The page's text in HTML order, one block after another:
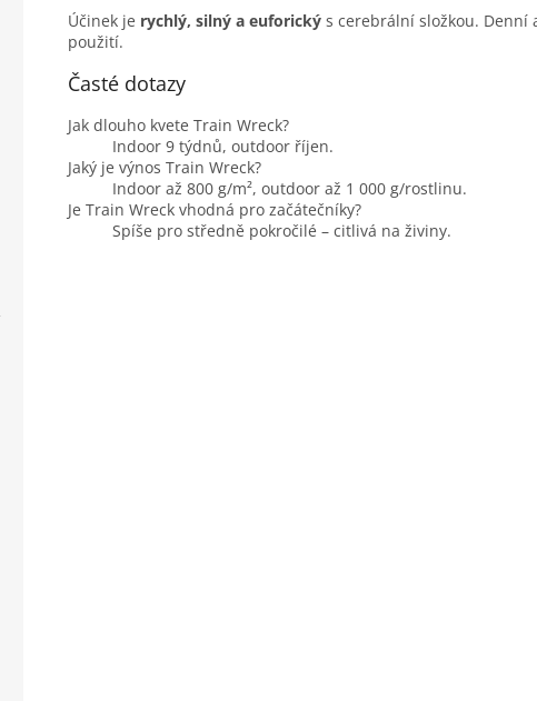
Účinek je rychlý, silný a euforický s cerebrální složkou. Denní
použití.
Časté dotazy
Jak dlouho kvete Train Wreck?
Indoor 9 týdnů, outdoor říjen.
Jaký je výnos Train Wreck?
Indoor až 800 g/m², outdoor až 1 000 g/rostlinu.
Je Train Wreck vhodná pro začátečníky?
Spíše pro středně pokročilé – citlivá na živiny.